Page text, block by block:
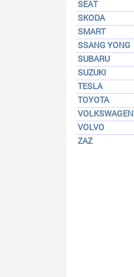
SEAT
SKODA
SMART
SSANG YONG
SUBARU
SUZUKI
TESLA
TOYOTA
VOLKSWAGEN
VOLVO
ZAZ